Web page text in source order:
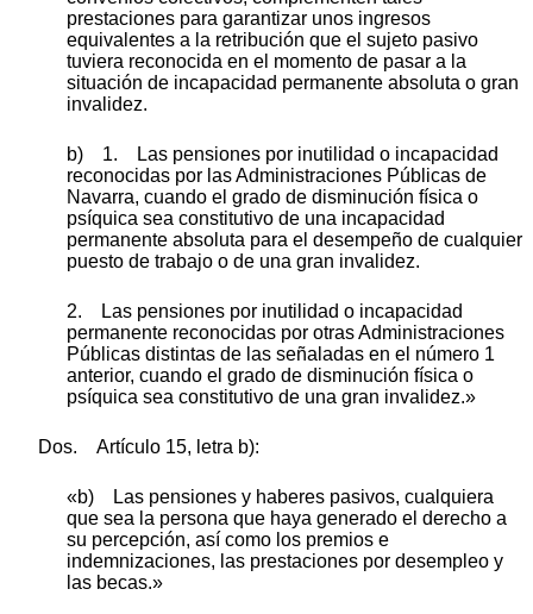
prestaciones para garantizar unos ingresos
equivalentes a la retribución que el sujeto pasivo
tuviera reconocida en el momento de pasar a la
situación de incapacidad permanente absoluta o gran
invalidez.
b) 1. Las pensiones por inutilidad o incapacidad
reconocidas por las Administraciones Públicas de
Navarra, cuando el grado de disminución física o
psíquica sea constitutivo de una incapacidad
permanente absoluta para el desempeño de cualquier
puesto de trabajo o de una gran invalidez.
2. Las pensiones por inutilidad o incapacidad
permanente reconocidas por otras Administraciones
Públicas distintas de las señaladas en el número 1
anterior, cuando el grado de disminución física o
psíquica sea constitutivo de una gran invalidez.»
Dos. Artículo 15, letra b):
«b) Las pensiones y haberes pasivos, cualquiera
que sea la persona que haya generado el derecho a
su percepción, así como los premios e
indemnizaciones, las prestaciones por desempleo y
las becas.»